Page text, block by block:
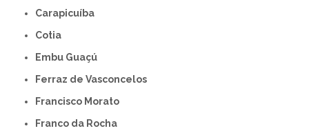
Carapicuíba
Cotia
Embu Guaçú
Ferraz de Vasconcelos
Francisco Morato
Franco da Rocha